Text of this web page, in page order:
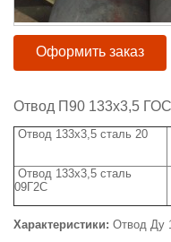
Оформить заказ
Отвод П90 133х3,5
Отвод 133х3,5 сталь 20
Отвод 133х3,5 сталь
09Г2С
Характеристики: Отвод Ду